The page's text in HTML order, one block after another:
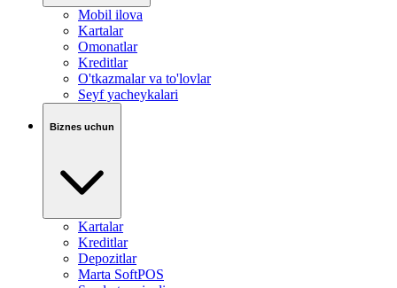
Mobil ilova
Kartalar
Omonatlar
Kreditlar
O'tkazmalar va to'lovlar
Seyf yacheykalari
Biznes uchun
Kartalar
Kreditlar
Depozitlar
Marta SoftPOS